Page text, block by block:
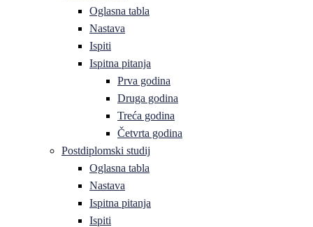
Oglasna tabla
Nastava
Ispiti
Ispitna pitanja
Prva godina
Druga godina
Treća godina
Četvrta godina
Postdiplomski studij
Oglasna tabla
Nastava
Ispitna pitanja
Ispiti